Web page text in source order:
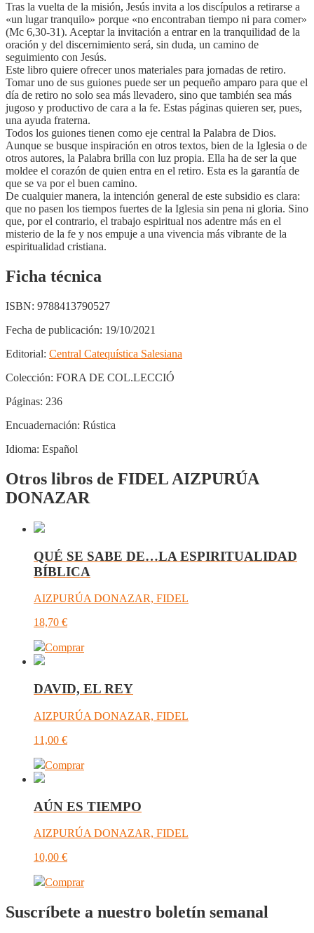
Tras la vuelta de la misión, Jesús invita a los discípulos a retirarse a
«un lugar tranquilo» porque «no encontraban tiempo ni para comer»
(Mc 6,30-31). Aceptar la invitación a entrar en la tranquilidad de la
oración y del discernimiento será, sin duda, un camino de
seguimiento con Jesús.
Este libro quiere ofrecer unos materiales para jornadas de retiro.
Tomar uno de sus guiones puede ser un pequeño amparo para que el
día de retiro no solo sea más llevadero, sino que también sea más
jugoso y productivo de cara a la fe. Estas páginas quieren ser, pues,
una ayuda fraterna.
Todos los guiones tienen como eje central la Palabra de Dios.
Aunque se busque inspiración en otros textos, bien de la Iglesia o de
otros autores, la Palabra brilla con luz propia. Ella ha de ser la que
moldee el corazón de quien entra en el retiro. Esta es la garantía de
que se va por el buen camino.
De cualquier manera, la intención general de este subsidio es clara:
que no pasen los tiempos fuertes de la Iglesia sin pena ni gloria. Sino
que, por el contrario, el trabajo espiritual nos adentre más en el
misterio de la fe y nos empuje a una vivencia más vibrante de la
espiritualidad cristiana.
Ficha técnica
ISBN: 9788413790527
Fecha de publicación: 19/10/2021
Editorial: Central Catequística Salesiana
Colección: FORA DE COL.LECCIÓ
Páginas: 236
Encuadernación: Rústica
Idioma: Español
Otros libros de FIDEL AIZPURÚA
DONAZAR
QUÉ SE SABE DE…LA ESPIRITUALIDAD
BÍBLICA
AIZPURÚA DONAZAR, FIDEL
18,70 €
Comprar
DAVID, EL REY
AIZPURÚA DONAZAR, FIDEL
11,00 €
Comprar
AÚN ES TIEMPO
AIZPURÚA DONAZAR, FIDEL
10,00 €
Comprar
Suscríbete a nuestro boletín semanal